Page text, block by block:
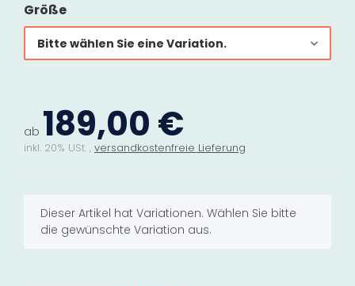
Größe
Bitte wählen Sie eine Variation.
ab 189,00 €
inkl. 20% USt. , versandkostenfreie Lieferung
xDieser Artikel hat Variationen. Wählen Sie bitte
die gewünschte Variation aus.